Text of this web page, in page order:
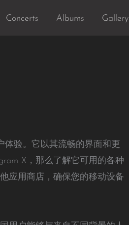
Concerts Albums Gallery
体验。它以其流畅的界面和更
X，那么了解它可用的各种
应用商店，确保您的移动设备